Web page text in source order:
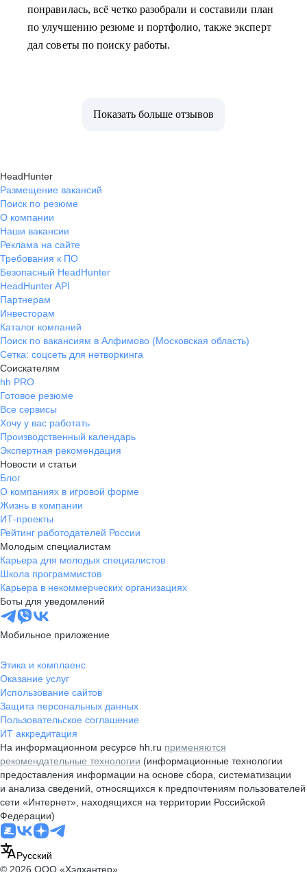
понравилась, всё четко разобрали и составили план
по улучшению резюме и портфолио, также эксперт
дал советы по поиску работы.
Показать больше отзывов
HeadHunter
Размещение вакансий
Поиск по резюме
О компании
Наши вакансии
Реклама на сайте
Требования к ПО
Безопасный HeadHunter
HeadHunter API
Партнерам
Инвесторам
Каталог компаний
Поиск по вакансиям в Алфимово (Московская область)
Сетка: соцсеть для нетворкинга
Соискателям
hh PRO
Готовое резюме
Все сервисы
Хочу у вас работать
Производственный календарь
Экспертная рекомендация
Новости и статьи
Блог
О компаниях в игровой форме
Жизнь в компании
ИТ-проекты
Рейтинг работодателей России
Молодым специалистам
Карьера для молодых специалистов
Школа программистов
Карьера в некоммерческих организациях
Боты для уведомлений
Мобильное приложение
Этика и комплаенс
Оказание услуг
Использование сайтов
Защита персональных данных
Пользовательское соглашение
ИТ аккредитация
На информационном ресурсе hh.ru применяются
рекомендательные технологии (информационные технологии
предоставления информации на основе сбора, систематизации
и анализа сведений, относящихся к предпочтениям пользователей
сети «Интернет», находящихся на территории Российской
Федерации)
Русский
© 2026 ООО «Хэдхантер»